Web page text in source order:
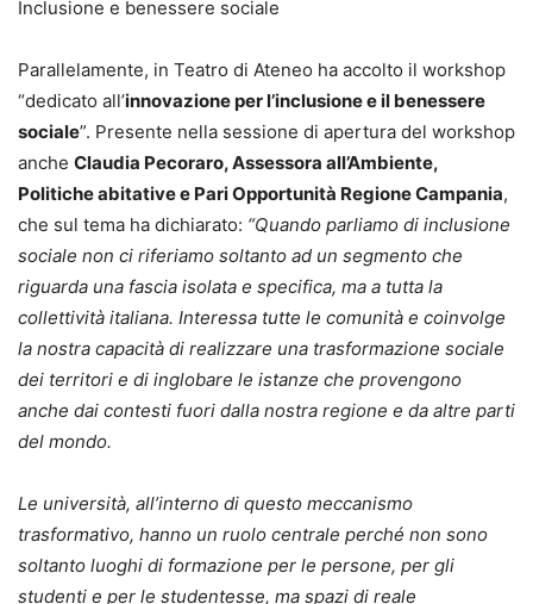
Inclusione e benessere sociale
Parallelamente, in Teatro di Ateneo ha accolto il workshop
“dedicato all’innovazione per l’inclusione e il benessere
sociale”. Presente nella sessione di apertura del workshop
anche Claudia Pecoraro, Assessora all’Ambiente,
Politiche abitative e Pari Opportunità Regione Campania,
che sul tema ha dichiarato: “Quando parliamo di inclusione
sociale non ci riferiamo soltanto ad un segmento che
riguarda una fascia isolata e specifica, ma a tutta la
collettività italiana. Interessa tutte le comunità e coinvolge
la nostra capacità di realizzare una trasformazione sociale
dei territori e di inglobare le istanze che provengono
anche dai contesti fuori dalla nostra regione e da altre parti
del mondo.
Le università, all’interno di questo meccanismo
trasformativo, hanno un ruolo centrale perché non sono
soltanto luoghi di formazione per le persone, per gli
studenti e per le studentesse, ma spazi di reale